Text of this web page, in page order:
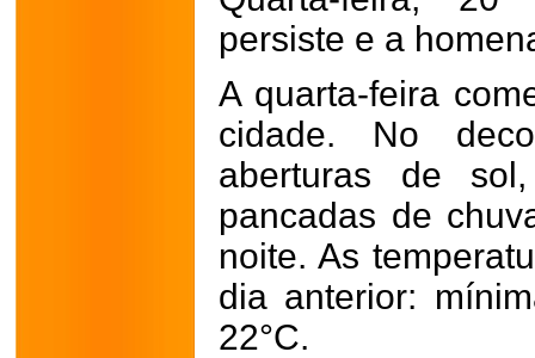
persiste e a
A quarta-feira
cidade. No
aberturas de
pancadas de
noite. As
dia anterior:
22°C.